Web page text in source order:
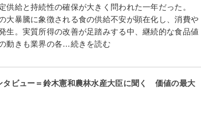
給と持続性の確保が大きく問われた一年だった。
大暴騰に象徴される食の供給不安が顕在化し、消費や
生。実質所得の改善が足踏みする中、継続的な食品値
動きも業界の各…続きを読む
タビュー＝鈴木憲和農林水産大臣に聞く 価値の最大